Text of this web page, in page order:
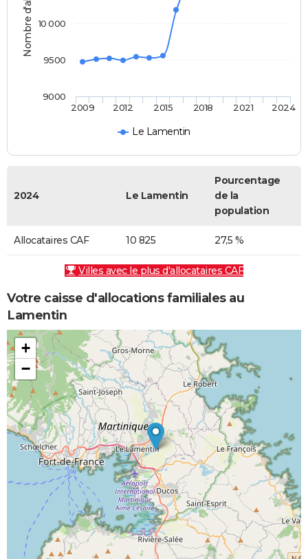
Le Lamentin
2009 2012 2015 2018 2021 2024
9000
9500
10 000
2024 Le Lamentin
Pourcentage
de la
population
Allocataires CAF 10 825 27,5 %
Villes avec le plus d'allocataires CAF
Votre caisse d'allocations familiales au
Lamentin
+
−